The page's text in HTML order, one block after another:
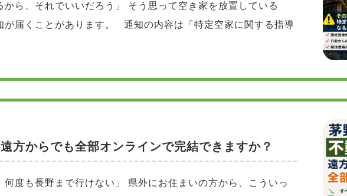
から、それでいいだろう」 そう思って空き家を放置している
が届くことがあります。 通知の内容は「特定空家に関する指導
方からでも全部オンラインで完結できますか？
何度も長野まで行けない」 県外にお住まいの方から、こういっ